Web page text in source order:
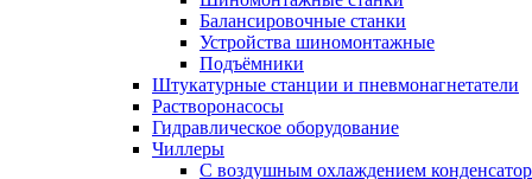
Балансировочные станки
Устройства шиномонтажные
Подъёмники
Штукатурные станции и пневмонагнетатели
Растворонасосы
Гидравлическое оборудование
Чиллеры
С воздушным охлаждением